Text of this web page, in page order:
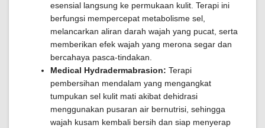
esensial langsung ke permukaan kulit. Terapi ini
berfungsi mempercepat metabolisme sel,
melancarkan aliran darah wajah yang pucat, serta
memberikan efek wajah yang merona segar dan
bercahaya pasca-tindakan.
Medical Hydradermabrasion: Terapi
pembersihan mendalam yang mengangkat
tumpukan sel kulit mati akibat dehidrasi
menggunakan pusaran air bernutrisi, sehingga
wajah kusam kembali bersih dan siap menyerap